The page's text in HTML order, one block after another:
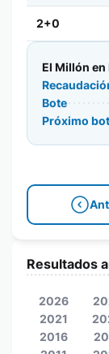
2+0
El Millón en
Bote
Próximo
Resultados
2026
2021
2016